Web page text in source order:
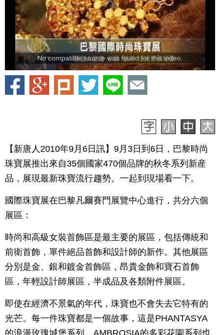
No compatible source was found for this video.
【新唐人2010年9月6日訊】9月3日到6日，巴黎時尚
珠寶展推出來自35個國家470個品牌的秋冬系列新産
品，展現最新珠寶流行趨勢。一起到現場看一下。
國際珠寶展在巴黎凡爾賽門展覽中心進行，共分六個
展區：
時尚和高級女裝首飾區是最主要的展區，包括傳統和
前衛首飾，單件絕品首飾和設計師的新作。其他展區
分別是金、銀和鍍金首飾區，昂貴金飾和寶石首飾
區，年輕設計師展區，半成品及各類附件展區。
即使在經濟不景氣的年代，珠寶也不會失去它特有的
光芒。每一件珠寶都是一個故事，這是PHANTASYA